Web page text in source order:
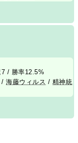
/ 勝率12.5%
/海藤ウィルス / 精神統